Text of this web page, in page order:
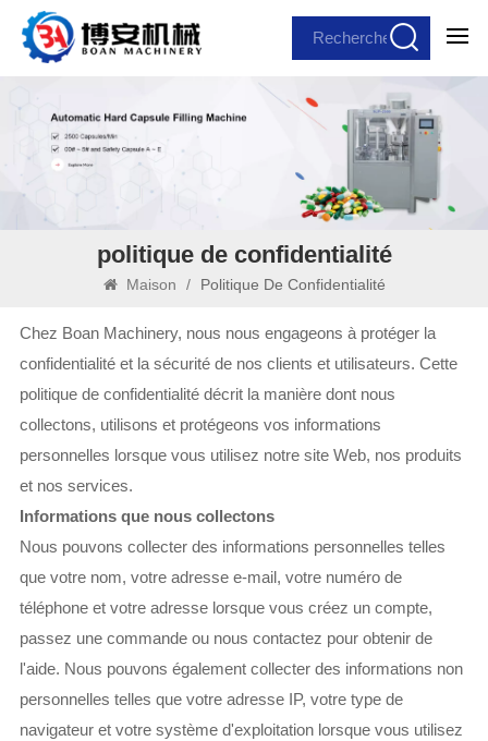
politique de confidentialité
Maison / Politique De Confidentialité
Chez Boan Machinery, nous nous engageons à protéger la
confidentialité et la sécurité de nos clients et utilisateurs. Cette
politique de confidentialité décrit la manière dont nous
collectons, utilisons et protégeons vos informations
personnelles lorsque vous utilisez notre site Web, nos produits
et nos services.
Informations que nous collectons
Nous pouvons collecter des informations personnelles telles
que votre nom, votre adresse e-mail, votre numéro de
téléphone et votre adresse lorsque vous créez un compte,
passez une commande ou nous contactez pour obtenir de
l'aide. Nous pouvons également collecter des informations non
personnelles telles que votre adresse IP, votre type de
navigateur et votre système d'exploitation lorsque vous utilisez